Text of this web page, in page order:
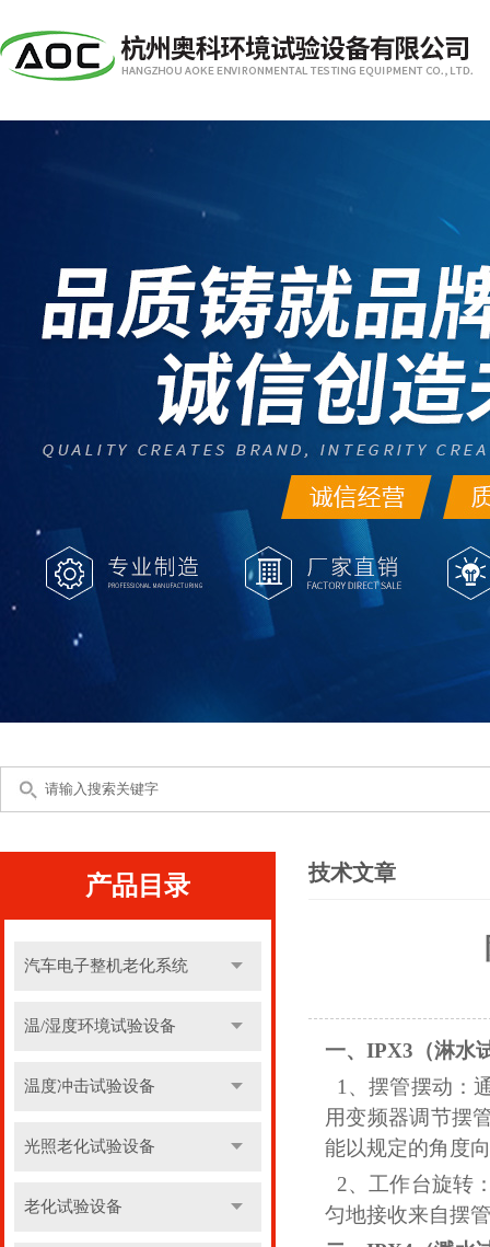
产品目录
汽车电子整机老化系统
温/湿度环境试验设备
温度冲击试验设备
光照老化试验设备
老化试验设备
技术文章
一、 IPX3（淋水
1、摆管摆动：
用变频器调节摆
能以规定的角度
2、工作台旋转
匀地接收来自摆